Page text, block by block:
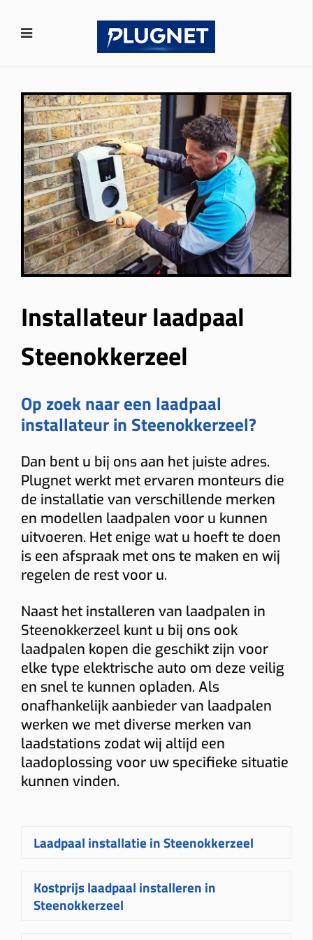
Installateur laadpaal
Steenokkerzeel
Op zoek naar een laadpaal
installateur in Steenokkerzeel?
Dan bent u bij ons aan het juiste adres.
Plugnet werkt met ervaren monteurs die
de installatie van verschillende merken
en modellen laadpalen voor u kunnen
uitvoeren. Het enige wat u hoeft te doen
is een afspraak met ons te maken en wij
regelen de rest voor u.
Naast het installeren van laadpalen in
Steenokkerzeel kunt u bij ons ook
laadpalen kopen die geschikt zijn voor
elke type elektrische auto om deze veilig
en snel te kunnen opladen. Als
onafhankelijk aanbieder van laadpalen
werken we met diverse merken van
laadstations zodat wij altijd een
laadoplossing voor uw specifieke situatie
kunnen vinden.
Laadpaal installatie in Steenokkerzeel
Een
laadpaal laten installeren in
Steenokkerzeel
gebeurt bij Plugnet
Kostprijs laadpaal installeren in
Steenokkerzeel